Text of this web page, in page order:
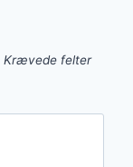
Krævede felter